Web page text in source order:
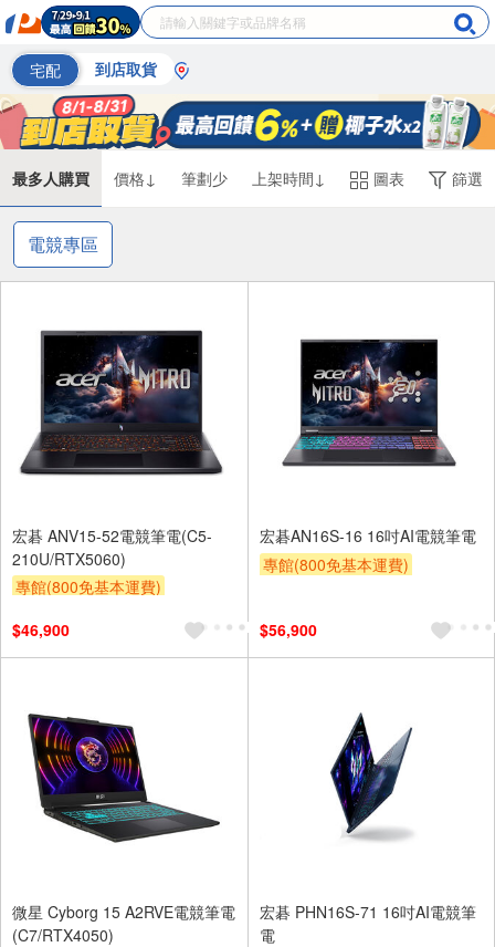
宅配 到店取貨
最多人購買 價格↓ 筆劃少 上架時間↓ 圖表 篩選
電競專區
宏碁 ANV15-52電競筆電(C5-
210U/RTX5060)
專館(800免基本運費)
$46,900
宏碁AN16S-16 16吋AI電競筆電
專館(800免基本運費)
$56,900
微星 Cyborg 15 A2RVE電競筆電
(C7/RTX4050)
宏碁 PHN16S-71 16吋AI電競筆
電